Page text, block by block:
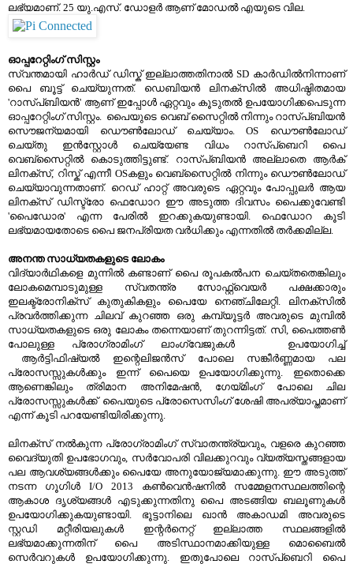
ലഭ്യമാണ്. 25 യു.എസ്. ഡോളര്‍ ആണ് മോഡല്‍ എയുടെ വില.
ഓപ്പറേറ്റിംഗ് സിസ്റ്റം
സ്വന്തമായി ഹാര്‍ഡ്‌ ഡിസ്ക് ഇല്ലാത്തതിനാല്‍ SD കാര്‍ഡില്‍നിന്നാണ്
പൈ ബൂട്ട് ചെയ്യുന്നത്. ഡെബിയന്‍ ലിനക്സില്‍ അധിഷ്ഠിതമായ
'റാസ്പ്ബിയന്‍' ആണ് ഇപ്പോള്‍ ഏറ്റവും കൂടുതല്‍ ഉപയോഗിക്കപെടുന്ന
ഓപ്പറേറ്റിംഗ് സിസ്റ്റം. പൈയുടെ വെബ്‌ സൈറ്റില്‍ നിന്നും റാസ്പ്ബിയന്‍
സൌജന്യമായി ഡൌണ്‍ലോഡ് ചെയ്യാം. OS ഡൌണ്‍ലോഡ്
ചെയ്തു ഇന്‍സ്റ്റോള്‍ ചെയ്യേണ്ട വിധം റാസ്‌പ്ബെറി പൈ
വെബ്‌സൈറ്റില്‍ കൊടുത്തിട്ടുണ്ട്. റാസ്പ്ബിയന്‍ അല്ലാതെ ആര്‍ക്
ലിനക്സ്, റിസ്ക്‌ എന്നീ OSകളും വെബ്സൈറ്റില്‍ നിന്നും ഡൌണ്‍ലോഡ്
ചെയ്യാവുന്നതാണ്. റെഡ്‌ ഹാറ്റ്‌ അവരുടെ ഏറ്റവും പോപ്പുലര്‍ ആയ
ലിനക്സ് ഡിസ്ട്രോ ഫെഡോറ ഈ അടുത്ത ദിവസം പൈക്കുവേണ്ടി
'പൈഡോര' എന്ന പേരില്‍ ഇറക്കുകയുണ്ടായി. ഫെഡോറ കൂടി
ലഭ്യമായതോടെ പൈ ജനപ്രിയത വര്‍ധിക്കും എന്നതില്‍ തര്‍ക്കമില്ല.
അനന്ത സാധ്യതകളുടെ ലോകം
വിദ്യാര്‍ഥികളെ മുന്നില്‍ കണ്ടാണ് പൈ രൂപകല്‍പന ചെയ്തതെങ്കിലും
ലോകമെമ്പാടുമുള്ള സ്വതന്ത്ര സോഫ്റ്റ്‌വെയര്‍ പക്ഷക്കാരും
ഇലക്ട്രോനിക്സ്‌ കുതുകികളും പൈയേ നെഞ്ചിലേറ്റി. ലിനക്സില്‍
പ്രവര്‍ത്തിക്കുന്ന ചിലവ് കുറഞ്ഞ ഒരു കമ്പ്യൂട്ടര്‍ അവരുടെ മുമ്പില്‍
സാധ്യതകളുടെ ഒരു ലോകം തന്നെയാണ് തുറന്നിട്ടത്. സി, പൈത്തണ്‍
പോലുള്ള പ്രോഗ്രാമിംഗ് ലാംഗ്വേജുകള്‍ ഉപയോഗിച്ച്
ആര്‍ട്ടിഫിഷ്യല്‍ ഇന്റെലിജന്‍സ്‌ പോലെ സങ്കീര്‍ണ്ണമായ പല
പ്രോസസ്സുകള്‍ക്കും ഇന്ന് പൈയെ ഉപയോഗിക്കുന്നു. ഇതൊക്കെ
ആണെങ്കിലും ത്രിമാന അനിമേഷന്‍, ഗേയ്മിംഗ് പോലെ ചില
പ്രോസസ്സുകള്‍ക്ക് പൈയുടെ പ്രോസെസിംഗ് ശേഷി അപര്യാപ്തമാണ്
എന്ന് കൂടി പറയേണ്ടിയിരിക്കുന്നു.
ലിനക്സ് നല്‍കുന്ന പ്രോഗ്രാമിംഗ് സ്വാതന്ത്ര്യവും, വളരെ കുറഞ്ഞ
വൈദ്യുതി ഉപഭോഗവും, സര്‍വോപരി വിലക്കുറവും വ്യത്യസ്തങ്ങളായ
പല ആവശ്യങ്ങള്‍ക്കും പൈയേ അനുയോജ്യമാക്കുന്നു. ഈ അടുത്ത്
നടന്ന ഗൂഗിള്‍ I/O 2013 കണ്‍വെന്‍ഷനില്‍ സമ്മേളനസ്ഥലത്തിന്റെ
ആകാശ ദൃശ്യങ്ങള്‍ എടുക്കുന്നതിനു പൈ അടങ്ങിയ ബലൂണുകള്‍
ഉപയോഗിക്കുകയുണ്ടായി. ഭൂട്ടാനിലെ ഖാന്‍ അകാഡമി അവരുടെ
സ്റ്റഡി മറ്റീരിയലുകള്‍ ഇന്റര്‍നെറ്റ്‌ ഇല്ലാത്ത സ്ഥലങ്ങളില്‍
ലഭ്യമാക്കുന്നതിന് പൈ അടിസ്ഥാനമാക്കിയുള്ള മൊബൈല്‍
സെര്‍വറുകള്‍ ഉപയോഗിക്കുന്നു. ഇതുപോലെ റാസ്പ്ബെറി പൈ